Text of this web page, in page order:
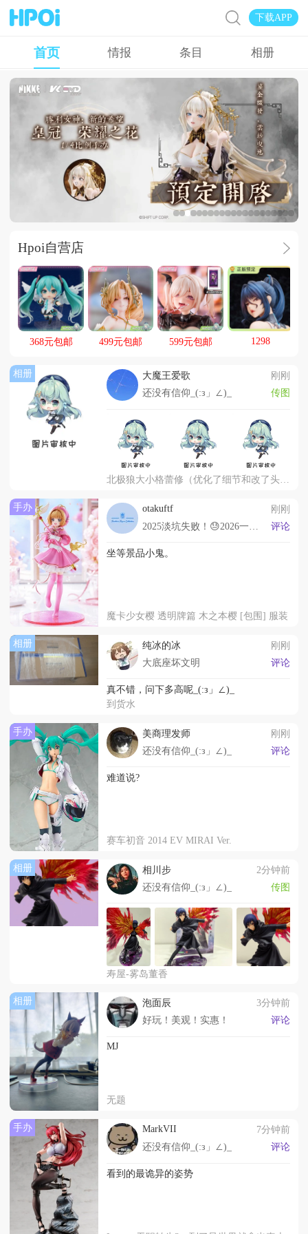
下载APP
首页 情报 条目 相册
广告
Hpoi自营店
368元包邮 499元包邮 599元包邮 1298
相册 大魔王爱歌
刚刚
还没有信仰_(:з」∠)_
传图
手办 otakuftf
刚刚
2025淡坑失败！😓2026一定要淡坑？！🫠
评论
坐等景品小鬼。
魔卡少女樱 透明牌篇 木之本樱 [包围] 服装
相册 纯冰的冰
刚刚
大底座坏文明
评论
真不错，问下多高呢_(:з」∠)_
到货水
手办 美商理发师
刚刚
还没有信仰_(:з」∠)_
评论
难道说?
赛车初音 2014 EV MIRAI Ver.
相册 相川步
2分钟前
还没有信仰_(:з」∠)_
传图
寿屋-雾岛董香
相册 泡面辰
3分钟前
好玩！美观！实惠！
评论
MJ
无题
手办 MarkVII
7分钟前
还没有信仰_(:з」∠)_
评论
看到的最诡异的姿势